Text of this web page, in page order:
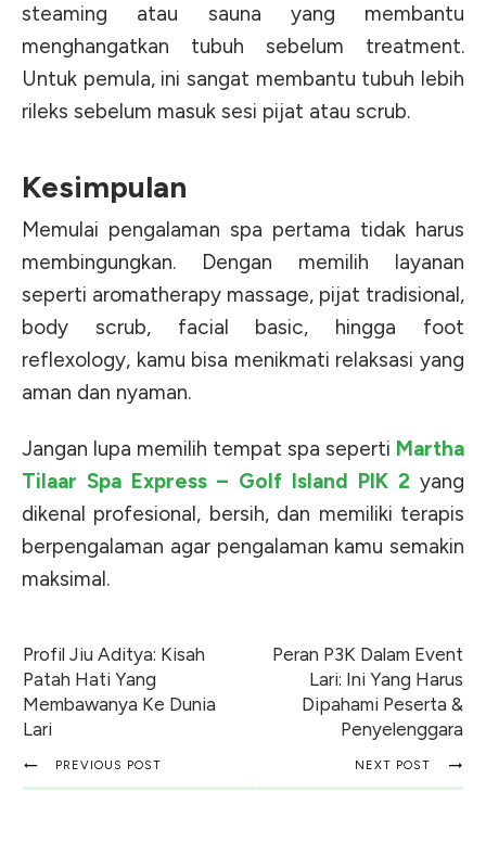
steaming atau sauna yang membantu
menghangatkan tubuh sebelum treatment.
Untuk pemula, ini sangat membantu tubuh lebih
rileks sebelum masuk sesi pijat atau scrub.
Kesimpulan
Memulai pengalaman spa pertama tidak harus
membingungkan. Dengan memilih layanan
seperti aromatherapy massage, pijat tradisional,
body scrub, facial basic, hingga foot
reflexology, kamu bisa menikmati relaksasi yang
aman dan nyaman.
Jangan lupa memilih tempat spa seperti Martha
Tilaar Spa Express – Golf Island PIK 2 yang
dikenal profesional, bersih, dan memiliki terapis
berpengalaman agar pengalaman kamu semakin
maksimal.
Profil Jiu Aditya: Kisah
Patah Hati Yang
Membawanya Ke Dunia
Lari
Peran P3K Dalam Event
Lari: Ini Yang Harus
Dipahami Peserta &
Penyelenggara
PREVIOUS POST NEXT POST